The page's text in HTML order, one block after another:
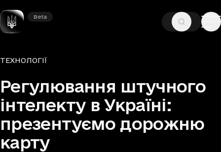
Beta
Beta
ГОЛОВНА —НОВИНИ
Рубрики
ТЕХНОЛОГІЇ
Регулювання штучного
інтелекту в Україні:
презентуємо дорожню
карту